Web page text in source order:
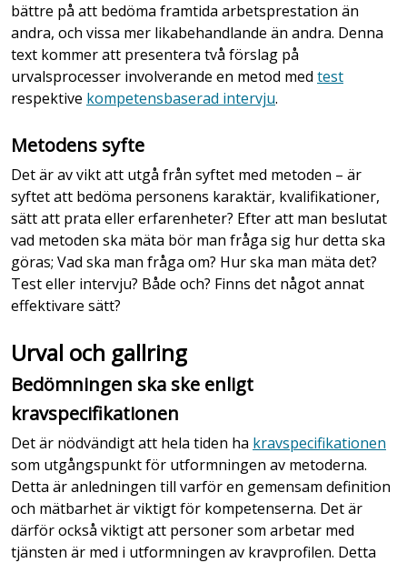
bättre på att bedöma framtida arbetsprestation än
andra, och vissa mer likabehandlande än andra. Denna
text kommer att presentera två förslag på
urvalsprocesser involverande en metod med test
respektive kompetensbaserad intervju.
Metodens syfte
Det är av vikt att utgå från syftet med metoden – är
syftet att bedöma personens karaktär, kvalifikationer,
sätt att prata eller erfarenheter? Efter att man beslutat
vad metoden ska mäta bör man fråga sig hur detta ska
göras; Vad ska man fråga om? Hur ska man mäta det?
Test eller intervju? Både och? Finns det något annat
effektivare sätt?
Urval och gallring
Bedömningen ska ske enligt
kravspecifikationen
Det är nödvändigt att hela tiden ha kravspecifikationen
som utgångspunkt för utformningen av metoderna.
Detta är anledningen till varför en gemensam definition
och mätbarhet är viktigt för kompetenserna. Det är
därför också viktigt att personer som arbetar med
tjänsten är med i utformningen av kravprofilen. Detta